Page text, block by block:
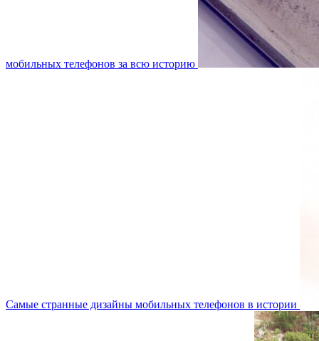
мобильных телефонов за всю историю
Самые странные дизайны мобильных телефонов в истории